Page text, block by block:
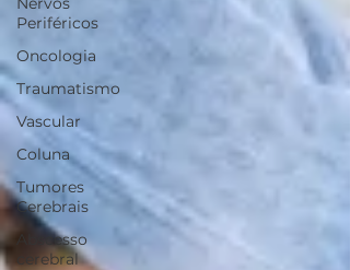
Periféricos
Oncologia
Traumatismo
Vascular
Coluna
Tumores
Cerebrais
Abscesso
cerebral